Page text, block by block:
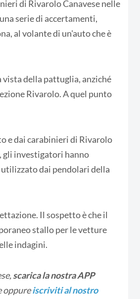
di Rivarolo Canavese nelle
serie di accertamenti,
al volante di un'auto che è
della pattuglia, anziché
Rivarolo. A quel punto
e dai carabinieri di Rivarolo
gli investigatori hanno
dai pendolari della
Il sospetto è che il
stallo per le vetture
indagini.
scarica la nostra APP
oppureiscriviti al nostro